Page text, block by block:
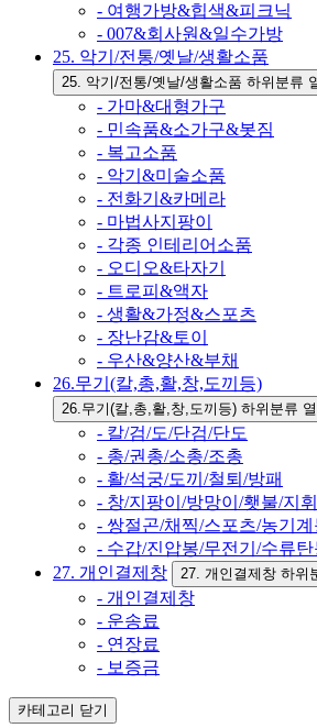
- 여행가방&힙색&피크닉
- 007&회사원&일수가방
25. 악기/전통/옛날/생활소품
25. 악기/전통/옛날/생활소품 하위분류
- 가마&대형가구
- 민속품&소가구&봇짐
- 복고소품
- 악기&미술소품
- 전화기&카메라
- 마법사지팡이
- 각종 인테리어소품
- 오디오&타자기
- 트로피&액자
- 생활&가정&스포츠
- 장난감&토이
- 우산&양산&부채
26.무기(칼,총,활,창,도끼등)
26.무기(칼,총,활,창,도끼등) 하위분류
- 칼/검/도/단검/단도
- 총/권총/소총/조총
- 활/석궁/도끼/철퇴/방패
- 창/지팡이/방망이/횃불/지
- 쌍절곤/채찍/스포츠/농기계
- 수갑/진압봉/무전기/수류탄
27. 개인결제창
27. 개인결제창 하위
- 개인결제창
- 운송료
- 연장료
- 보증금
카테고리 닫기